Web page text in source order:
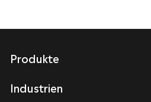
Produkte
Industrien